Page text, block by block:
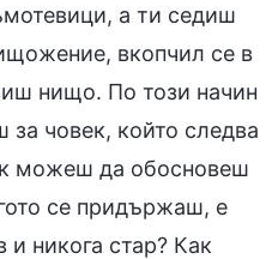
а ти седиш
вкопчил се в
нищо. По този начин
човек, който следва
можеш да обосновеш
се придържаш, е
и никога стар? Как